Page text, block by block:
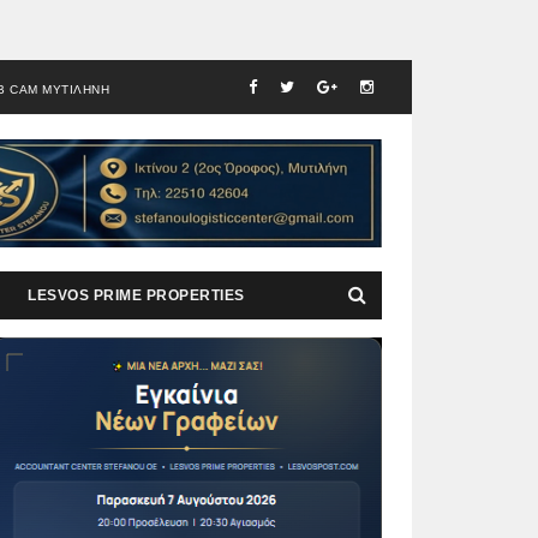
CAM ΜΥΤΙΛΗΝΗ
LESVOS PRIME PROPERTIES